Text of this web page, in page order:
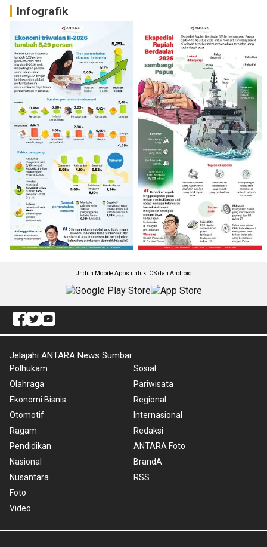
Infografik
Unduh Mobile Apps untuk iOS dan Android
Jelajahi ANTARA News Sumbar
Polhukam
Olahraga
Ekonomi Bisnis
Otomotif
Ragam
Pendidikan
Nasional
Nusantara
Foto
Video
Sosial
Pariwisata
Regional
Internasional
Redaksi
ANTARA Foto
BrandA
RSS